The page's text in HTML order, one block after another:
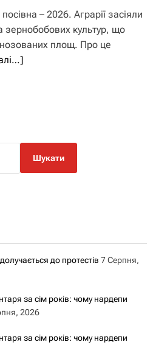
– 2026. Аграрії засіяли
зернобобових культур, що
площ. Про це
до протестів 7 Серпня,
за сім років: чому нардепи
2026
за сім років: чому нардепи